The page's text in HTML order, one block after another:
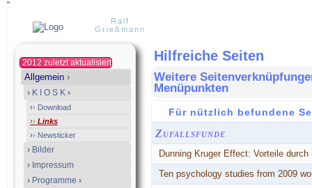
"
Ralf
Grießmann
2012 zuletzt aktualisiert
Allgemein ›
› K I O S K ›
›› Download
›› Links
›› Newsticker
› Bilder
› Impressum
› Programme ›
Hilfreiche Seiten
Weitere
Menüpunkten
Für nützlich befundene
Zufallsfunde
Dunning Kruger Effect: Vorteile
Ten psychology studies from 2009